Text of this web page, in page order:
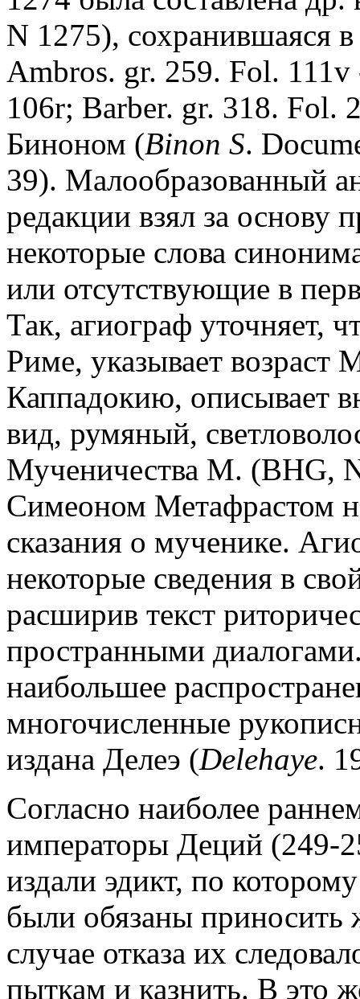
N 1275), сохранившаяся
Ambros. gr. 259. Fol.
106r; Barber. gr. 318. Fol.
Биноном (Binon S.
39). Малообразованный
редакции взял за
некоторые слова
или отсутствующие в
Так, агиограф уточняет,
Риме, указывает возраст
Каппадокию, описывает
вид, румяный,
Мученичества М. (BHG,
Симеоном Метафрастом
сказания о мученике.
некоторые сведения в
расширив текст
пространными
наибольшее
многочисленные
издана Делеэ (Delehaye.
Согласно наиболее
императоры Деций (249-
издали эдикт, по
были обязаны приносить
случае отказа их
пыткам и казнить. В это